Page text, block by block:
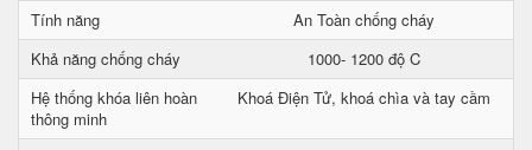
Tính năng
An Toàn chống cháy
Khả năng chống cháy
1000- 1200 độ C
Hệ thống khóa liên hoàn
thông minh
Khoá Điện Tử, khoá chìa và tay cầm